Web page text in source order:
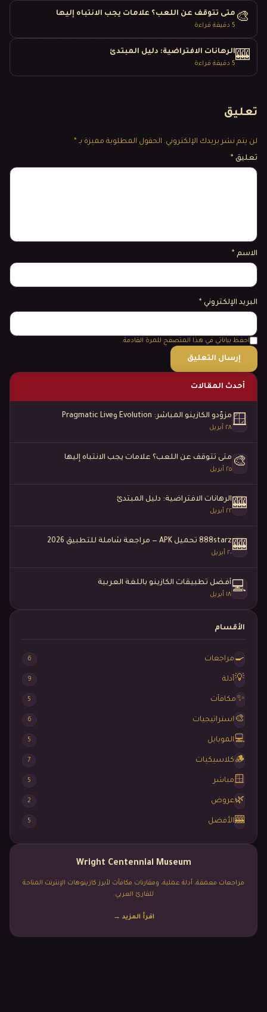
🎨 متى تتوقف عن اللعب؟ علامات يجب الانتباه إليها
5 دقيقة قراءة
🎰الرهانات الافتراضية: دليل المبتدئ
5 دقيقة قراءة
تعليق
لن يتم نشر بريدك الإلكتروني. الحقول المطلوبة مميزة بـ *
تعليق *
الاسم *
البريد الإلكتروني *
احفظ بياناتي في هذا المتصفح للمرة القادمة.
أحدث المقالات
🪟 مزوّدو الكازينو المباشر: Evolution وPragmatic Live
٢٨ أبريل
🎨 متى تتوقف عن اللعب؟ علامات يجب الانتباه إليها
٢٥ أبريل
🎰الرهانات الافتراضية: دليل المبتدئ
٢٢ أبريل
🎰888starz تحميل APK — مراجعة شاملة للتطبيق 2026
٢٠ أبريل
💻 أفضل تطبيقات الكازينو باللغة العربية
١٨ أبريل
الأقسام
🍳 مراجعات 6
💡أدلة 9
✨مكافآت 5
🎨 استراتيجيات 6
💻 الموبايل 5
🪵 كلاسيكيات 7
🪟مباشر 5
🌿عروض 2
🎰الأفضل 5
Wright Centennial Museum
مراجعات معمقة، أدلة عملية، ومقارنات مكافآت لأبرز كازينوهات الإنترنت المتاحة
للقارئ العربي.
اقرأ المزيد →